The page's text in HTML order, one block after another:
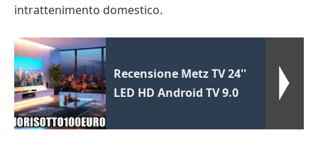
intrattenimento domestico.
Recensione Metz TV 24''
LED HD Android TV 9.0